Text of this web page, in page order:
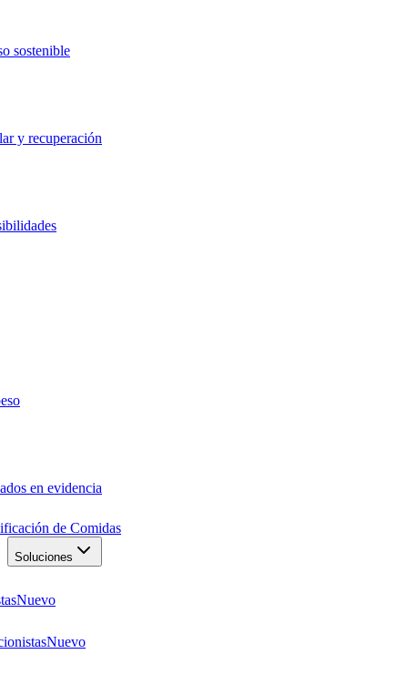
sostenible
y recuperación
en evidencia
de Comidas
Soluciones
Nuevo
Nuevo